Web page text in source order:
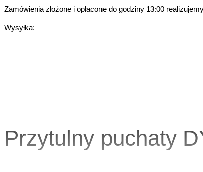
Zamówienia złożone i opłacone do godziny 13:00
Wysyłka:
Przytulny puchaty